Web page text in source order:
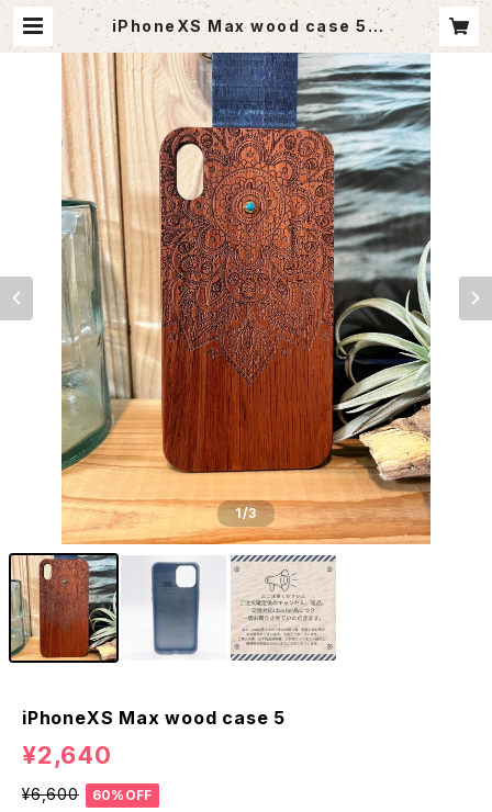
iPhoneXS Max wood case 5 |
agoutlet
1/3
iPhoneXS Max wood case 5
¥2,640
¥6,600
60%OFF